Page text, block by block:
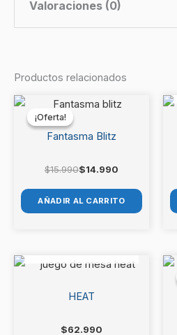
Valoraciones (0)
Sé el primero en
Lancashire”
Debesacceder para
Productos relacionados
¡Oferta!
¡Oferta!
Fantasma Blitz
$15.990
El
era:
$14.990
El
es:
AÑADIR AL CARRITO
HEAT
$62.990